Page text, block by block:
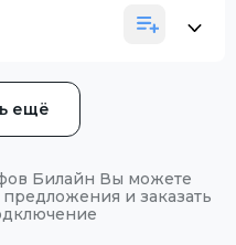
ещё
Билайн Вы можете
и заказать